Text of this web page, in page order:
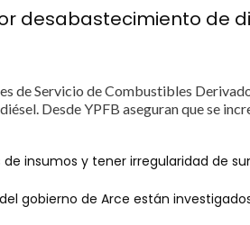
desabastecimiento de
de Servicio de Combustibles
Desde YPFB aseguran que se
insumos y tener irregularidad de
gobierno de Arce están